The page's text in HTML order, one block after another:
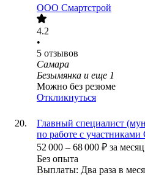
ООО Смартстрой
4.2
•
5 отзывов
Самара
Безымянка и еще 1
Можно без резюме
Откликнуться
Главный специалист
по работе с
52 000 – 68 000 ₽ за
Без опыта
Выплаты: Два раза в